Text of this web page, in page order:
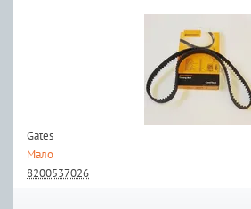
Gates
Мало
8200537026